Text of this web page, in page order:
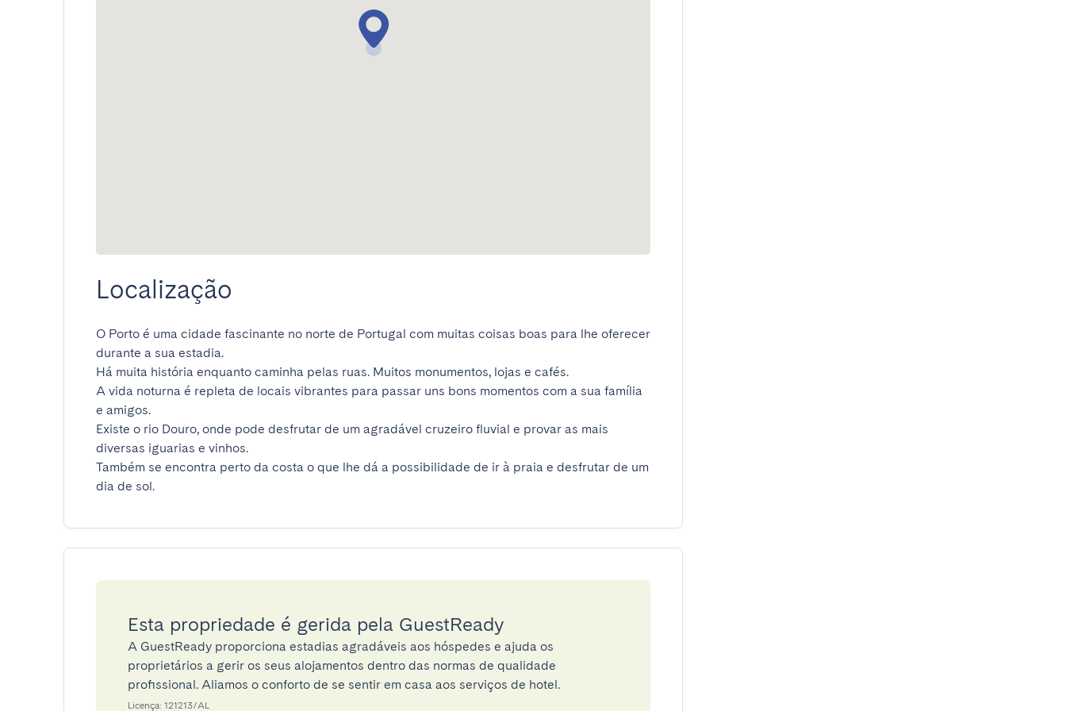
Localização
O Porto é uma cidade fascinante no norte de Portugal com muitas coisas boas para lhe oferecer
durante a sua estadia.
Há muita história enquanto caminha pelas ruas. Muitos monumentos, lojas e cafés.
A vida noturna é repleta de locais vibrantes para passar uns bons momentos com a sua família
e amigos.
Existe o rio Douro, onde pode desfrutar de um agradável cruzeiro fluvial e provar as mais
diversas iguarias e vinhos.
Também se encontra perto da costa o que lhe dá a possibilidade de ir à praia e desfrutar de um
dia de sol.
Esta propriedade é gerida pela GuestReady
A GuestReady proporciona estadias agradáveis aos hóspedes e ajuda os
proprietários a gerir os seus alojamentos dentro das normas de qualidade
profissional. Aliamos o conforto de se sentir em casa aos serviços de hotel.
Licença: 121213/AL